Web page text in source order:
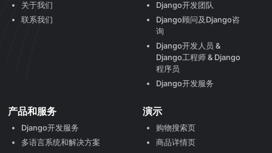
关于我们
联系我们
Django开发团队
Django顾问及Django咨
询
Django开发人员 &
Django工程师 & Django
程序员
Django开发服务
产品和服务
Django开发服务
多语言系统和解决方案
演示
购物搜索页
商品详情页